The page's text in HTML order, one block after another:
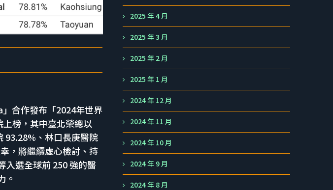
合作發布「2024年世界
榜，其中臺北榮總以
93.28%、林口長庚醫院
，將繼續虛心檢討、持
入選全球前 250 強的醫
。
2025 年 4 月
2025 年 3 月
2025 年 2 月
2025 年 1 月
2024 年 12 月
2024 年 11 月
2024 年 10 月
2024 年 9 月
2024 年 8 月